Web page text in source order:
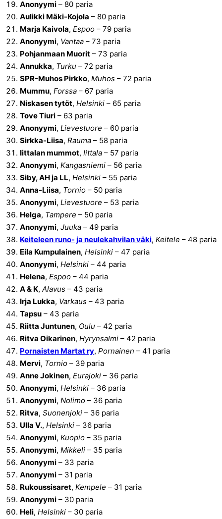
Anonyymi – 80 paria
Aulikki Mäki-Kojola – 80 paria
Marja Kaivola, Espoo – 79 paria
Anonyymi, Vantaa – 73 paria
Pohjanmaan Muorit – 73 paria
Annukka, Turku – 72 paria
SPR-Muhos Pirkko, Muhos – 72 paria
Mummu, Forssa – 67 paria
Niskasen tytöt, Helsinki – 65 paria
Tove Tiuri – 63 paria
Anonyymi, Lievestuore – 60 paria
Sirkka-Liisa, Rauma – 58 paria
Iittalan mummot, Iittala – 57 paria
Anonyymi, Kangasniemi – 56 paria
Siby, AH ja LL, Helsinki – 55 paria
Anna-Liisa, Tornio – 50 paria
Anonyymi, Lievestuore – 53 paria
Helga, Tampere – 50 paria
Anonyymi, Juuka – 49 paria
Keiteleen runo- ja neulekahvilan väki, Keitele – 48 paria
Eila Kumpulainen, Helsinki – 47 paria
Anonyymi, Helsinki – 44 paria
Helena, Espoo – 44 paria
A & K, Alavus – 43 paria
Irja Lukka, Varkaus – 43 paria
Tapsu – 43 paria
Riitta Juntunen, Oulu – 42 paria
Ritva Oikarinen, Hyrynsalmi – 42 paria
Pornaisten Martat ry, Pornainen – 41 paria
Mervi, Tornio – 39 paria
Anne Jokinen, Eurajoki – 36 paria
Anonyymi, Helsinki – 36 paria
Anonyymi, Nolimo – 36 paria
Ritva, Suonenjoki – 36 paria
Ulla V., Helsinki – 36 paria
Anonyymi, Kuopio – 35 paria
Anonyymi, Mikkeli – 35 paria
Anonyymi – 33 paria
Anonyymi – 31 paria
Rukoussisaret, Kempele – 31 paria
Anonyymi – 30 paria
Heli, Helsinki – 30 paria